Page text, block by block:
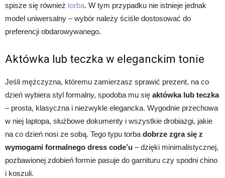
spisze się również torba. W tym przypadku nie istnieje jednak
model uniwersalny – wybór należy ściśle dostosować do
preferencji obdarowywanego.
Aktówka lub teczka w eleganckim tonie
Jeśli mężczyzna, któremu zamierzasz sprawić prezent, na co
dzień wybiera styl formalny, spodoba mu się aktówka lub teczka
– prosta, klasyczna i niezwykle elegancka. Wygodnie przechowa
w niej laptopa, służbowe dokumenty i wszystkie drobiazgi, jakie
na co dzień nosi ze sobą. Tego typu torba dobrze zgra się z
wymogami formalnego dress code’u – dzięki minimalistycznej,
pozbawionej zdobień formie pasuje do garnituru czy spodni chino
i koszuli.